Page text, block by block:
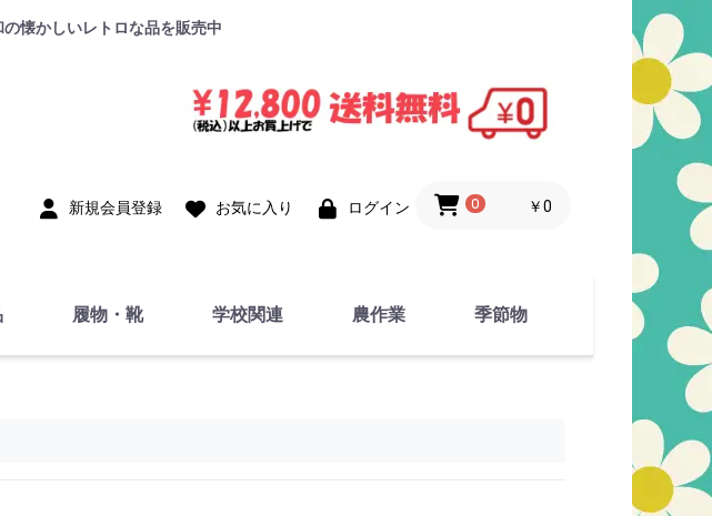
懐かしいレトロな品を販売中
新規会員登録 お気に入り ログイン 0 ￥0
履物・靴 学校関連 農作業 季節物